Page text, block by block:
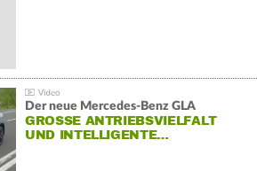
Der neue Mercedes-Benz GLA
GROSSE ANTRIEBSVIELFALT U
ND INTELLIGENTE…